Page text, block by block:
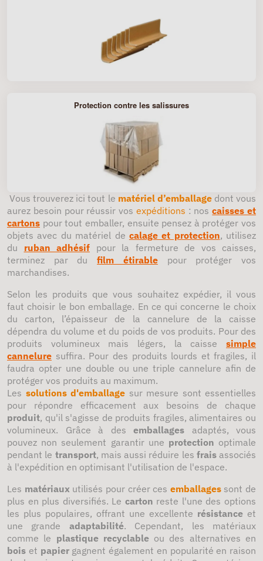
Protection contre les salissures
Vous trouverez ici tout le matériel d’emballagedont vous
aurez besoin pour réussir vos expéditions : noscaisses et
cartons pour tout emballer, ensuite pensez à protéger vos
objets avec du matériel de calage et protection, utilisez
du ruban adhésif pour la fermeture de vos caisses,
terminez par dufilm étirablepour protéger vos
marchandises.
Selon les produits que vous souhaitez expédier, il vous
faut choisir le bon emballage. En ce qui concerne le choix
du carton, l’épaisseur de la cannelure de la caisse
dépendra du volume et du poids de vos produits. Pour des
produits volumineux mais légers, la caisse simple
cannelure suffira. Pour des produits lourds et fragiles, il
faudra opter une double ou une triple cannelure afin de
protéger vos produits au maximum.
Les solutions d'emballage sur mesure sont essentielles
pour répondre efficacement aux besoins de chaque
produit, qu'il s'agisse de produits fragiles, alimentaires ou
volumineux. Grâce à des emballages adaptés, vous
pouvez non seulement garantir une protection optimale
pendant le transport, mais aussi réduire les fraisassociés
à l'expédition en optimisant l'utilisation de l'espace.
Les matériauxutilisés pour créer ces emballages sont de
plus en plus diversifiés. Le carton reste l'une des options
les plus populaires, offrant une excellente résistance et
une grande adaptabilité. Cependant, les matériaux
comme le plastique recyclableou des alternatives en
bois et papiergagnent également en popularité en raison